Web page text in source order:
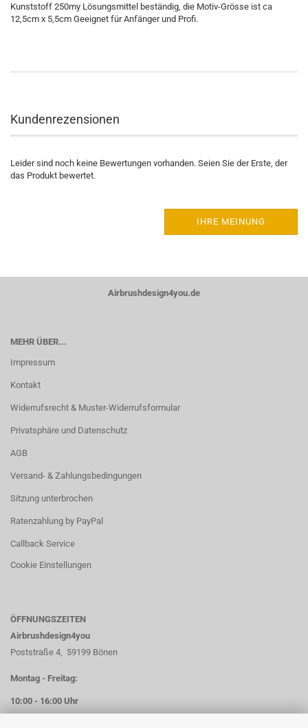
Kunststoff 250my Lösungsmittel beständig, die Motiv-Grösse ist ca
12,5cm x 5,5cm Geeignet für Anfänger und Profi.
Kundenrezensionen
Leider sind noch keine Bewertungen vorhanden. Seien Sie der Erste, der
das Produkt bewertet.
IHRE MEINUNG
Airbrushdesign4you.de
MEHR ÜBER...
Impressum
Kontakt
Widerrufsrecht & Muster-Widerrufsformular
Privatsphäre und Datenschutz
AGB
Versand- & Zahlungsbedingungen
Sitzung unterbrochen
Ratenzahlung by PayPal
Callback Service
Cookie Einstellungen
ÖFFNUNGSZEITEN
Airbrushdesign4you
Poststraße 4, 59199 Bönen
Montag - Freitag:
10:00 - 16:00 Uhr